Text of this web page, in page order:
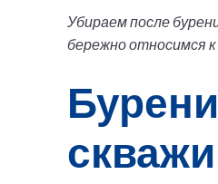
Убираем после
бережно относимся